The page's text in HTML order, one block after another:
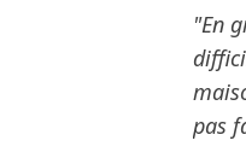
"En
pas